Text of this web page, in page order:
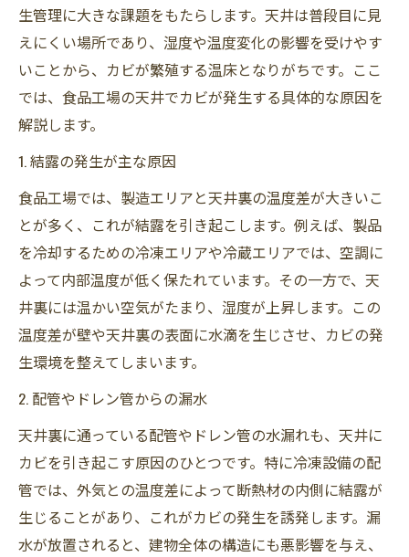
生管理に大きな課題をもたらします。天井は普段目に見
えにくい場所であり、湿度や温度変化の影響を受けやす
いことから、カビが繁殖する温床となりがちです。ここ
では、食品工場の天井でカビが発生する具体的な原因を
解説します。
1. 結露の発生が主な原因
食品工場では、製造エリアと天井裏の温度差が大きいこ
とが多く、これが結露を引き起こします。例えば、製品
を冷却するための冷凍エリアや冷蔵エリアでは、空調に
よって内部温度が低く保たれています。その一方で、天
井裏には温かい空気がたまり、湿度が上昇します。この
温度差が壁や天井裏の表面に水滴を生じさせ、カビの発
生環境を整えてしまいます。
2. 配管やドレン管からの漏水
天井裏に通っている配管やドレン管の水漏れも、天井に
カビを引き起こす原因のひとつです。特に冷凍設備の配
管では、外気との温度差によって断熱材の内側に結露が
生じることがあり、これがカビの発生を誘発します。漏
水が放置されると、建物全体の構造にも悪影響を与え、